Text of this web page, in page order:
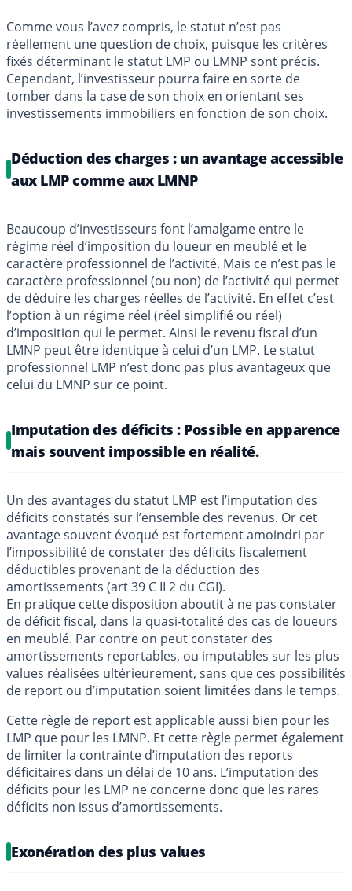
Comme vous l’avez compris, le statut n’est pas
réellement une question de choix, puisque les critères
fixés déterminant le statut LMP ou LMNP sont précis.
Cependant, l’investisseur pourra faire en sorte de
tomber dans la case de son choix en orientant ses
investissements immobiliers en fonction de son choix.
Déduction des charges : un avantage accessible
aux LMP comme aux LMNP
Beaucoup d’investisseurs font l’amalgame entre le
régime réel d’imposition du loueur en meublé et le
caractère professionnel de l’activité. Mais ce n’est pas le
caractère professionnel (ou non) de l’activité qui permet
de déduire les charges réelles de l’activité. En effet c’est
l’option à un régime réel (réel simplifié ou réel)
d’imposition qui le permet. Ainsi le revenu fiscal d’un
LMNP peut être identique à celui d’un LMP. Le statut
professionnel LMP n’est donc pas plus avantageux que
celui du LMNP sur ce point.
Imputation des déficits : Possible en apparence
mais souvent impossible en réalité.
Un des avantages du statut LMP est l’imputation des
déficits constatés sur l’ensemble des revenus. Or cet
avantage souvent évoqué est fortement amoindri par
l’impossibilité de constater des déficits fiscalement
déductibles provenant de la déduction des
amortissements (art 39 C II 2 du CGI).
En pratique cette disposition aboutit à ne pas constater
de déficit fiscal, dans la quasi-totalité des cas de loueurs
en meublé. Par contre on peut constater des
amortissements reportables, ou imputables sur les plus
values réalisées ultérieurement, sans que ces possibilités
de report ou d’imputation soient limitées dans le temps.
Cette règle de report est applicable aussi bien pour les
LMP que pour les LMNP. Et cette règle permet également
de limiter la contrainte d’imputation des reports
déficitaires dans un délai de 10 ans. L’imputation des
déficits pour les LMP ne concerne donc que les rares
déficits non issus d’amortissements.
Exonération des plus values